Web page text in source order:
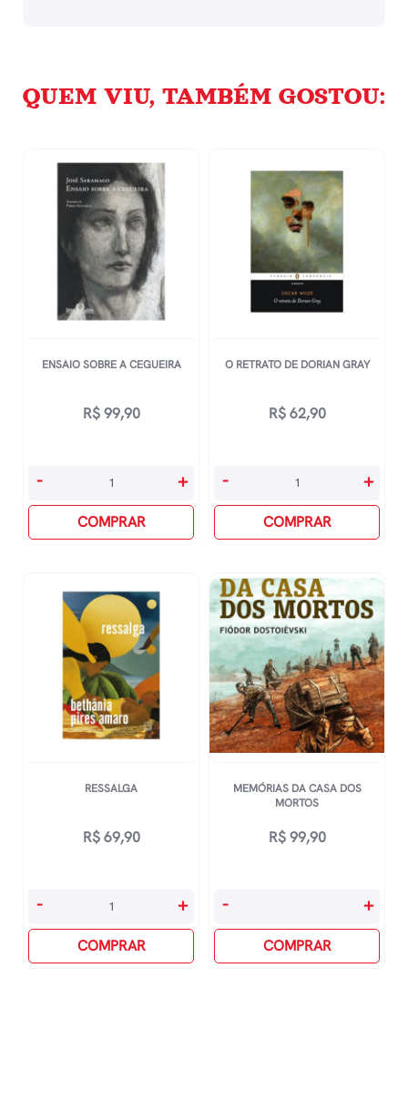
QUEM VIU, TAMBÉM GOSTOU:
ENSAIO SOBRE A CEGUEIRA
R$99,90
Ensaio
Cegueira
- +
COMPRAR
O RETRATO DE DORIAN GRAY
R$62,90
O
Dorian
quantidade
- +
COMPRAR
RESSALGA
R$69,90
Ressalga
- +
COMPRAR
MEMÓRIAS DA CASA DOS
MORTOS
R$99,90
MemÓrias
Dos
- +
COMPRAR